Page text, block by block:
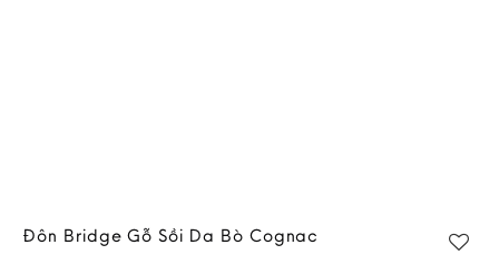
Đôn Bridge Gỗ Sồi Da Bò Cognac